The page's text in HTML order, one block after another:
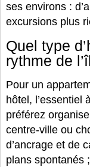
ses environs :
excursions plus
Quel type
rythme de
Pour un
hôtel, l’essentiel
préférez
centre-ville ou
d’ancrage et de
plans spontanés